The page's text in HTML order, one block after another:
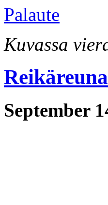
Palaute
Kuvassa
September